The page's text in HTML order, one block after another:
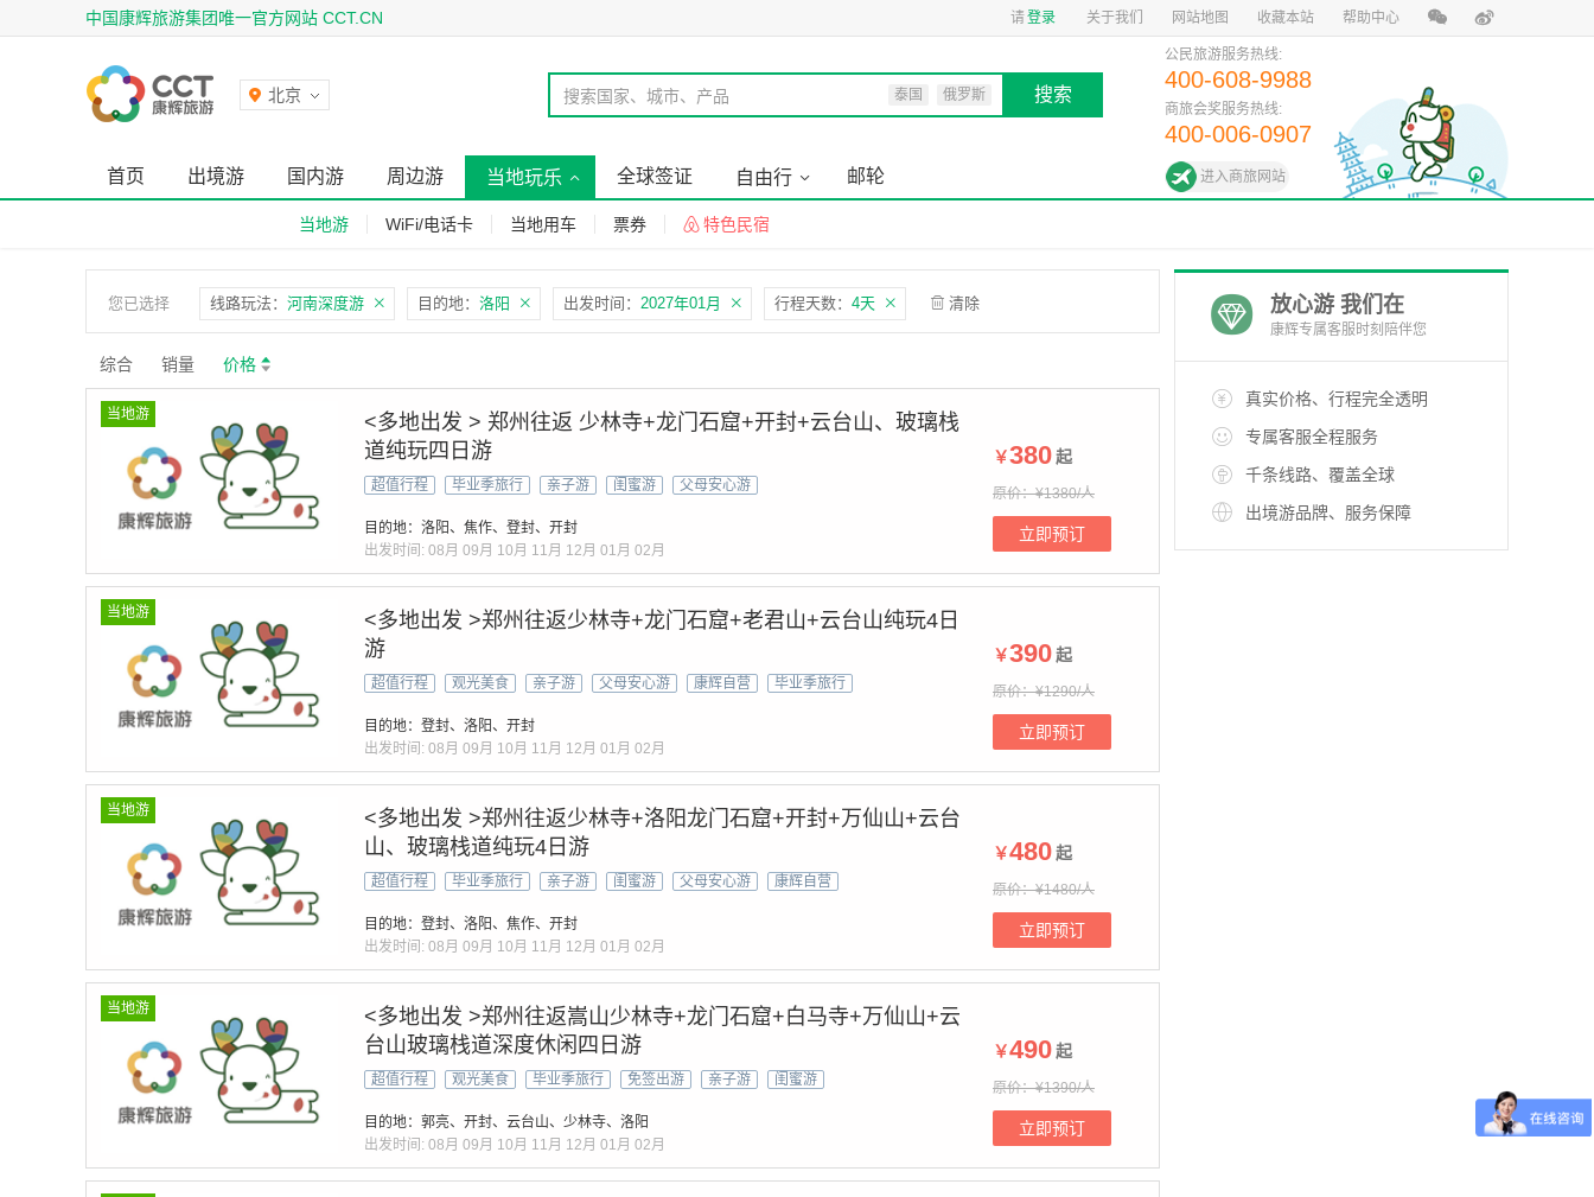
中国康辉旅游集团唯一官方网站 CCT.CN 请登录 关于我们 网站地图 收藏本站 帮助中心
北京 搜索国家、城市、产品 泰国 俄罗斯 搜索
公民旅游服务热线:
400-608-9988
商旅会奖服务热线:
400-006-0907
进入商旅网站
首页 出境游 国内游 周边游 当地玩乐
当地游 WiFi/电话卡 当地用车 票券 特色民宿
全球签证 自由行 邮轮
您已选择 线路玩法： 河南深度游 目的地： 洛阳 出发时间： 2027年01月 行程天数： 4天 清除
综合 销量 价格
当地游
<多地出发 > 郑州往返 少林寺+龙门石窟+开封+云台山、玻璃栈
道纯玩四日游
超值行程 毕业季旅行 亲子游 闺蜜游 父母安心游
目的地：洛阳、焦作、登封、开封
出发时间: 08月 09月 10月 11月 12月 01月 02月
￥380起
原价：¥1380/人
立即预订
当地游
<多地出发 >郑州往返少林寺+龙门石窟+老君山+云台山纯玩4日
游
超值行程 观光美食 亲子游 父母安心游 康辉自营 毕业季旅行
目的地：登封、洛阳、开封
出发时间: 08月 09月 10月 11月 12月 01月 02月
￥390起
原价：¥1290/人
立即预订
当地游
<多地出发 >郑州往返少林寺+洛阳龙门石窟+开封+万仙山+云台
山、玻璃栈道纯玩4日游
超值行程 毕业季旅行 亲子游 闺蜜游 父母安心游 康辉自营
目的地：登封、洛阳、焦作、开封
出发时间: 08月 09月 10月 11月 12月 01月 02月
￥480起
原价：¥1480/人
立即预订
当地游
<多地出发 >郑州往返嵩山少林寺+龙门石窟+白马寺+万仙山+云
台山玻璃栈道深度休闲四日游
超值行程 观光美食 毕业季旅行 免签出游 亲子游 闺蜜游
目的地：郭亮、开封、云台山、少林寺、洛阳
出发时间: 08月 09月 10月 11月 12月 01月 02月
￥490起
原价：¥1390/人
立即预订
放心游 我们在
康辉专属客服时刻陪伴您
真实价格、行程完全透明
专属客服全程服务
千条线路、覆盖全球
出境游品牌、服务保障